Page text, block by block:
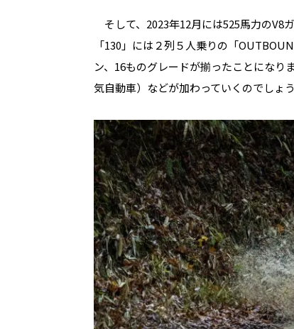
そして、 2023年12月には525馬力のV8
「130 」には２列５人乗りの「
ン、 16ものグレードが揃ったことになり
気自動車）などが加わっていくのでしょう